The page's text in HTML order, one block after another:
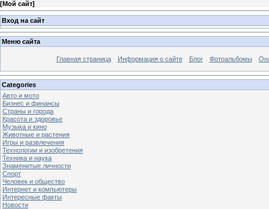
[Мой сайт]
Вход на сайт
Меню сайта
Главная страница Информация о сайте Блог Фотоальбомы
Categories
Авто и мото
Бизнес и финансы
Страны и города
Красота и здоровье
Музыка и кино
Животные и растения
Игры и развлечения
Технологии и изобретения
Техника и наука
Знаменитые личности
Спорт
Человек и общество
Интернет и компьютеры
Интересные факты
Новости